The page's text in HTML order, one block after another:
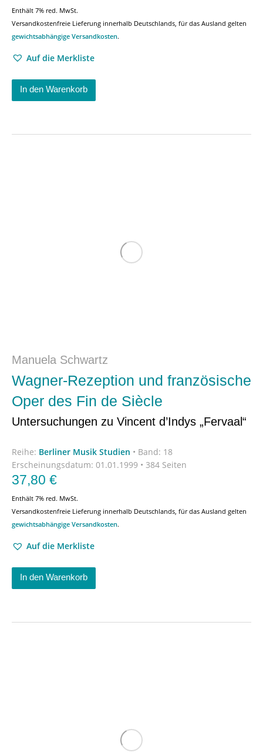
Enthält 7% red. MwSt.
Versandkostenfreie Lieferung innerhalb Deutschlands, für das Ausland gelten
gewichtsabhängige Versandkosten.
Auf die Merkliste
In den Warenkorb
Manuela Schwartz
Wagner-Rezeption und französische
Oper des Fin de Siècle
Untersuchungen zu Vincent d’Indys „Fervaal“
Reihe: Berliner Musik Studien • Band: 18
Erscheinungsdatum: 01.01.1999 • 384 Seiten
37,80 €
Enthält 7% red. MwSt.
Versandkostenfreie Lieferung innerhalb Deutschlands, für das Ausland gelten
gewichtsabhängige Versandkosten.
Auf die Merkliste
In den Warenkorb